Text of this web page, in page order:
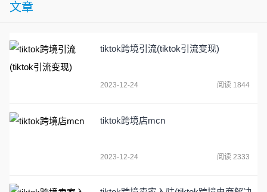
文章
tiktok跨境引流(tiktok引流变现)
2023-12-24 阅读 1844
tiktok跨境店mcn
2023-12-24 阅读 2333